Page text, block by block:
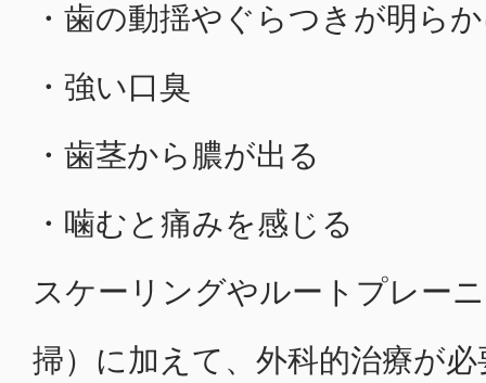
・歯の動揺やぐらつきが明ら
・強い口臭
・歯茎から膿が出る
・噛むと痛みを感じる
スケーリングやルートプレー
掃）に加えて、外科的治療が